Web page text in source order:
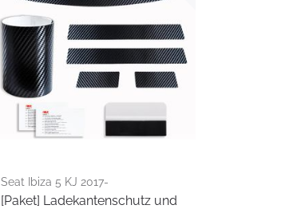
Seat Ibiza 5 KJ 2017-
[Paket] Ladekantenschutz und